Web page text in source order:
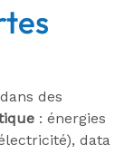
des
: énergies
data